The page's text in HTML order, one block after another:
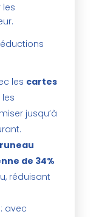
les cartes
les
jusqu’à
de 34%
réduisant
avec